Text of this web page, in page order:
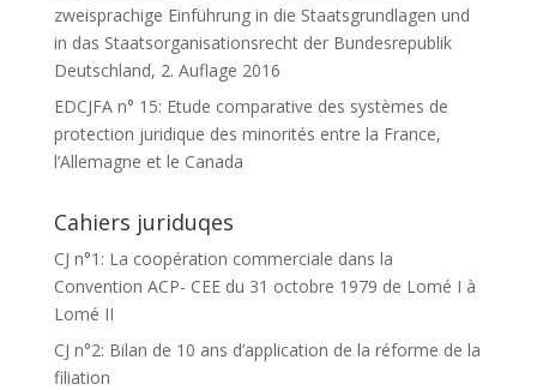
zweisprachige Einführung in die Staatsgrundlagen und
in das Staatsorganisationsrecht der Bundesrepublik
Deutschland, 2. Auflage 2016
EDCJFA n° 15: Etude comparative des systèmes de
protection juridique des minorités entre la France,
l’Allemagne et le Canada
Cahiers juriduqes
CJ n°1: La coopération commerciale dans la
Convention ACP- CEE du 31 octobre 1979 de Lomé I à
Lomé II
CJ n°2: Bilan de 10 ans d’application de la réforme de la
filiation